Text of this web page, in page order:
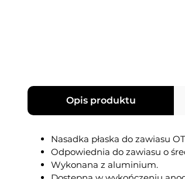
Opis produktu
Nasadka płaska do zawiasu
Odpowiednia do zawiasu o
Wykonana z aluminium.